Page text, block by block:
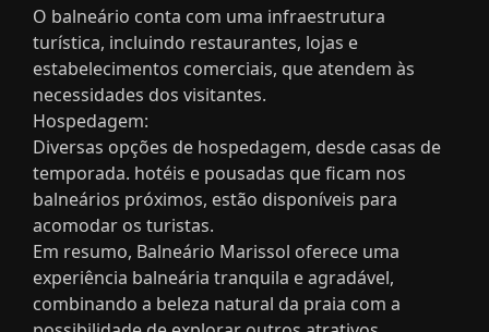
O balneário conta com uma infraestrutura
turística, incluindo restaurantes, lojas e
estabelecimentos comerciais, que atendem às
necessidades dos visitantes.
Hospedagem:
Diversas opções de hospedagem, desde casas de
temporada. hotéis e pousadas que ficam nos
balneários próximos, estão disponíveis para
acomodar os turistas.
Em resumo, Balneário Marissol oferece uma
experiência balneária tranquila e agradável,
combinando a beleza natural da praia com a